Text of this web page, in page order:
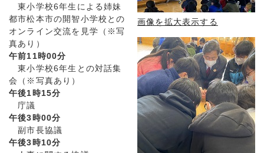
画像を拡大表示する
東小学校6年生による姉妹
都市松本市の開智小学校との
オンライン交流を見学（※写
真あり）
午前11時00分
東小学校6年生との対話集
会（※写真あり）
午後1時15分
庁議
午後3時00分
副市長協議
午後3時10分